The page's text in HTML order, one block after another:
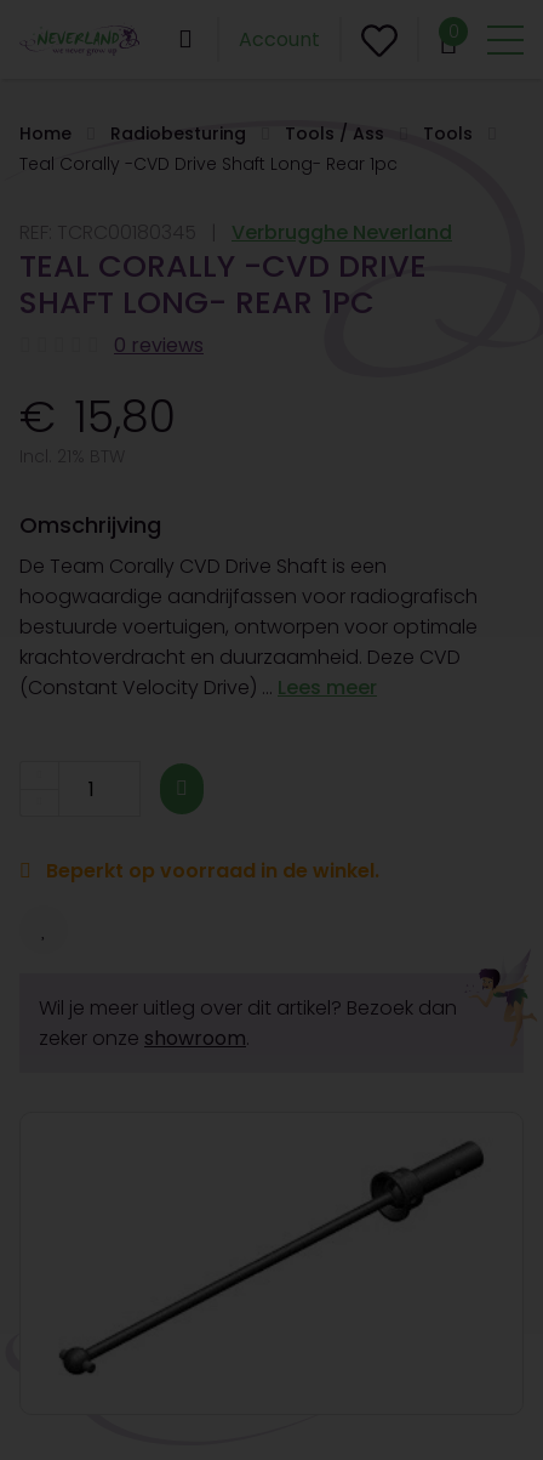
Account 0
Home Radiobesturing Tools / Ass
Tools
Teal Corally -CVD Drive Shaft Long- Rear 1pc
Verbrugghe Neverland
TEAL CORALLY -CVD DRIVE
SHAFT LONG- REAR 1PC
0 reviews
15,80
Omschrijving
De Team Corally CVD Drive Shaft is een
hoogwaardige aandrijfassen voor radiografisch
bestuurde voertuigen, ontworpen voor optimale
krachtoverdracht en duurzaamheid. Deze CVD
(Constant Velocity Drive) ... Lees meer
Beperkt op voorraad in de winkel.
Wil je meer uitleg over dit artikel? Bezoek dan
zeker onze showroom.